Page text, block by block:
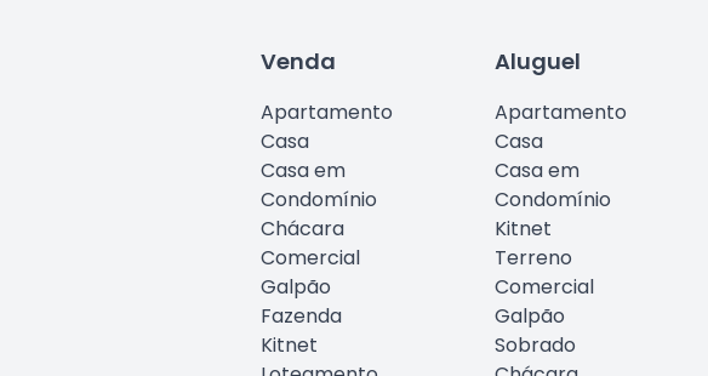
Aluguel
Apartamento
Casa
Casa em
Condomínio
Kitnet
Terreno
Comercial
Galpão
Sobrado
Venda
Apartamento
Casa
Casa em
Condomínio
Chácara
Comercial
Galpão
Fazenda
Kitnet